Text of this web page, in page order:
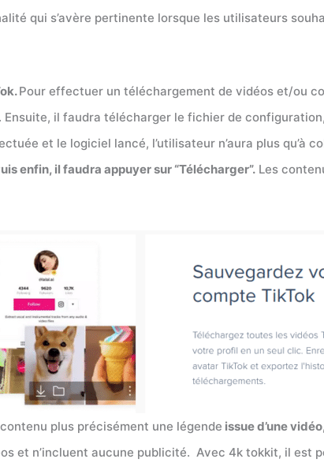
qui s’avère pertinente lorsque les utilisateurs
Pour effectuer un téléchargement de vidéos et/ou
il faudra télécharger le fichier de
et le logiciel lancé, l’utilisateur n’aura plus qu’à
enfin, il faudra appuyer sur “Télécharger”. Les
plus précisément une légende issue d’une
et n’incluent aucune publicité. Avec 4k tokkit, il est